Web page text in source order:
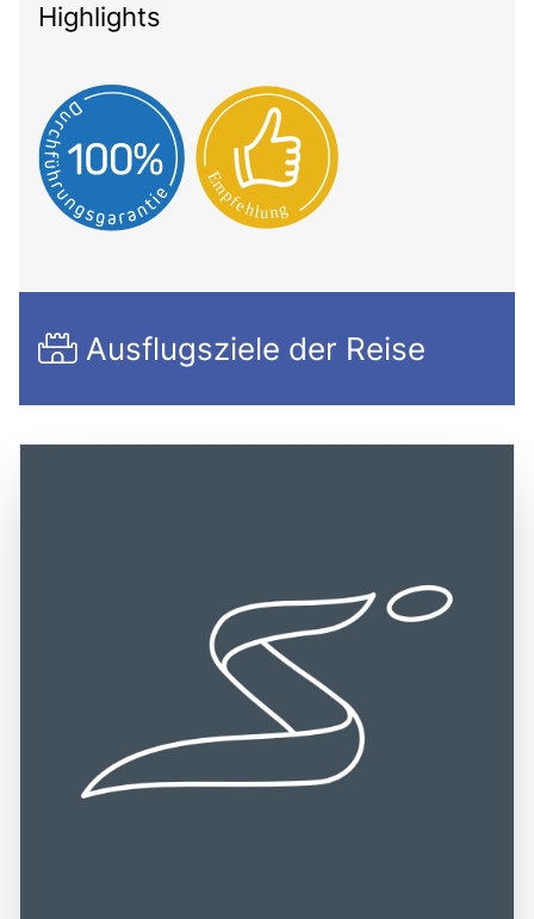
Highlights
Ausflugsziele der Reise